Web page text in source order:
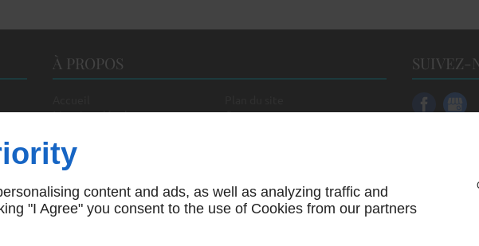
À PROPOS
Mentions légales
Contactez-nous
SUIVEZ-
content and ads, as well as analyzing traffic and
"I Agree" you consent to the use of Cookies from our partners